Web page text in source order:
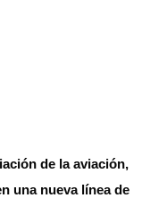
de la aviación,
una nueva línea de